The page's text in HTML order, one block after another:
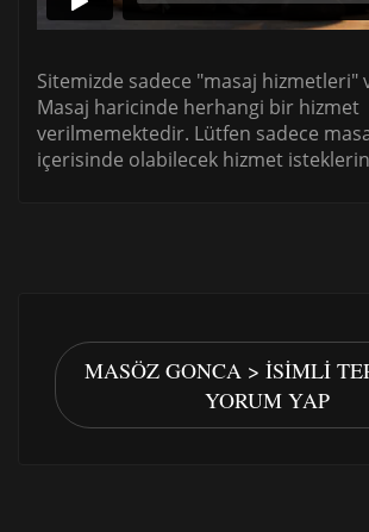
Sitemizde sadece "masaj hizmetleri"
Masaj haricinde herhangi bir hizmet
verilmemektedir. Lütfen sadece
içerisinde olabilecek hizmet
MASÖZ GONCA > İSIMLI
YORUM YAP